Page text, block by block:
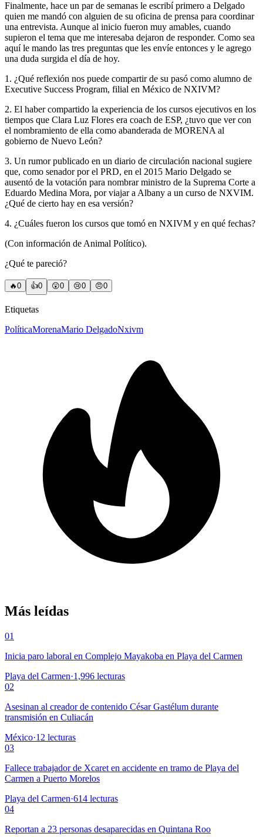
Finalmente, hace un par de semanas le escribí primero a Delgado
quien me mandó con alguien de su oficina de prensa para coordinar
una entrevista. Aunque al inicio fueron muy amables, cuando
supieron el tema que me interesaba dejaron de responder. Como sea
aquí le mando las tres preguntas que les envíe entonces y le agrego
una duda surgida el día de hoy.
1. ¿Qué reflexión nos puede compartir de su pasó como alumno de
Executive Success Program, filial en México de NXIVM?
2. El haber compartido la experiencia de los cursos ejecutivos en los
tiempos que Clara Luz Flores era coach de ESP, ¿tuvo que ver con
el nombramiento de ella como abanderada de MORENA al
gobierno de Nuevo León?
3. Un rumor publicado en un diario de circulación nacional sugiere
que, como senador por el PRD, en el 2015 Mario Delgado se
ausentó de la votación para nombrar ministro de la Suprema Corte a
Eduardo Medina Mora, por viajar a Albany a un curso de NXVIM.
¿Qué de cierto hay en esa versión?
4. ¿Cuáles fueron los cursos que tomó en NXIVM y en qué fechas?
(Con información de Animal Político).
¿Qué te pareció?
🔥0 👍0 😲0 😢0 😠0
Etiquetas
PolíticaMorenaMario DelgadoNxivm
Más leídas
01
Inicia paro laboral en Complejo Mayakoba en Playa del Carmen
Playa del Carmen·1,996 lecturas
02
Asesinan al creador de contenido César Gastélum durante
transmisión en Culiacán
México·12 lecturas
03
Fallece trabajador de Xcaret en accidente en tramo de Playa del
Carmen a Puerto Morelos
Playa del Carmen·614 lecturas
04
Reportan a 23 personas desaparecidas en Quintana Roo